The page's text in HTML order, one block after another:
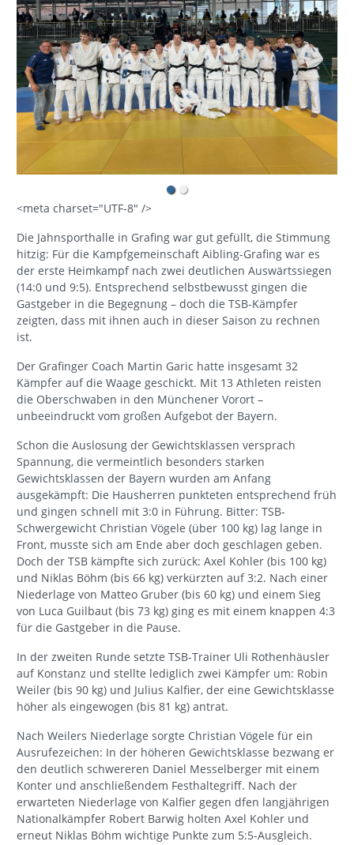
<meta charset="UTF-8" />
Die Jahnsporthalle in Grafing war gut gefüllt, die Stimmung
hitzig: Für die Kampfgemeinschaft Aibling-Grafing war es
der erste Heimkampf nach zwei deutlichen Auswärtssiegen
(14:0 und 9:5). Entsprechend selbstbewusst gingen die
Gastgeber in die Begegnung – doch die TSB-Kämpfer
zeigten, dass mit ihnen auch in dieser Saison zu rechnen
ist.
Der Grafinger Coach Martin Garic hatte insgesamt 32
Kämpfer auf die Waage geschickt. Mit 13 Athleten reisten
die Oberschwaben in den Münchener Vorort –
unbeeindruckt vom großen Aufgebot der Bayern.
Schon die Auslosung der Gewichtsklassen versprach
Spannung, die vermeintlich besonders starken
Gewichtsklassen der Bayern wurden am Anfang
ausgekämpft: Die Hausherren punkteten entsprechend früh
und gingen schnell mit 3:0 in Führung. Bitter: TSB-
Schwergewicht Christian Vögele (über 100 kg) lag lange in
Front, musste sich am Ende aber doch geschlagen geben.
Doch der TSB kämpfte sich zurück: Axel Kohler (bis 100 kg)
und Niklas Böhm (bis 66 kg) verkürzten auf 3:2. Nach einer
Niederlage von Matteo Gruber (bis 60 kg) und einem Sieg
von Luca Guilbaut (bis 73 kg) ging es mit einem knappen 4:3
für die Gastgeber in die Pause.
In der zweiten Runde setzte TSB-Trainer Uli Rothenhäusler
auf Konstanz und stellte lediglich zwei Kämpfer um: Robin
Weiler (bis 90 kg) und Julius Kalfier, der eine Gewichtsklasse
höher als eingewogen (bis 81 kg) antrat.
Nach Weilers Niederlage sorgte Christian Vögele für ein
Ausrufezeichen: In der höheren Gewichtsklasse bezwang er
den deutlich schwereren Daniel Messelberger mit einem
Konter und anschließendem Festhaltegriff. Nach der
erwarteten Niederlage von Kalfier gegen dfen langjährigen
Nationalkämpfer Robert Barwig holten Axel Kohler und
erneut Niklas Böhm wichtige Punkte zum 5:5-Ausgleich.